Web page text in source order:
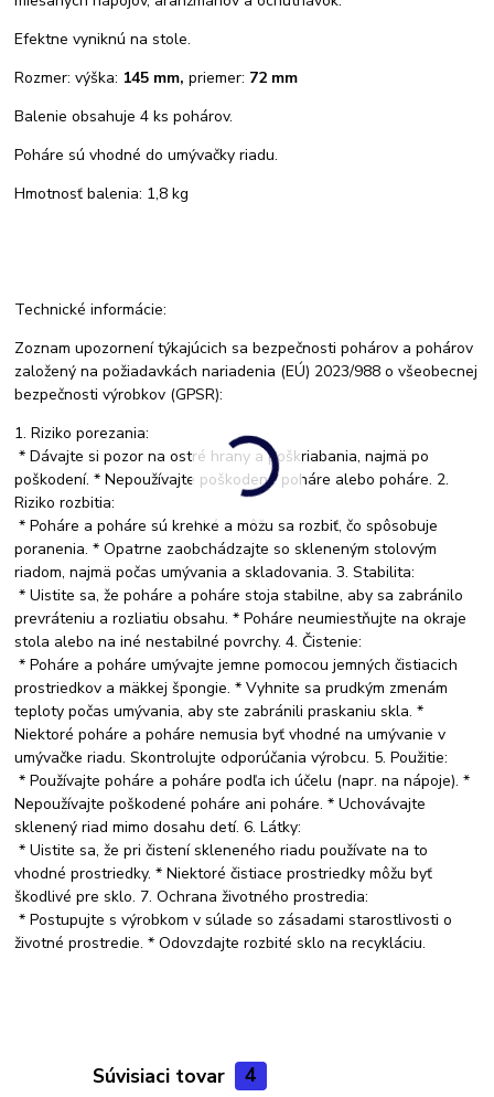
Efektne vyniknú na stole.
Rozmer: výška: 145 mm,priemer: 72 mm
Balenie obsahuje 4 ks pohárov.
Poháre sú vhodné do umývačky riadu.
Hmotnosť balenia: 1,8 kg
Technické informácie:
Zoznam upozornení týkajúcich sa bezpečnosti pohárov a pohárov
založený na požiadavkách nariadenia (EÚ) 2023/988 o všeobecnej
bezpečnosti výrobkov (GPSR):
1. Riziko porezania:
* Dávajte si pozor na ostré hrany a poškriabania, najmä po
poškodení. * Nepoužívajte poškodené poháre alebo poháre. 2.
Riziko rozbitia:
* Poháre a poháre sú krehké a môžu sa rozbiť, čo spôsobuje
poranenia. * Opatrne zaobchádzajte so skleneným stolovým
riadom, najmä počas umývania a skladovania. 3. Stabilita:
* Uistite sa, že poháre a poháre stoja stabilne, aby sa zabránilo
prevráteniu a rozliatiu obsahu. * Poháre neumiestňujte na okraje
stola alebo na iné nestabilné povrchy. 4. Čistenie:
* Poháre a poháre umývajte jemne pomocou jemných čistiacich
prostriedkov a mäkkej špongie. * Vyhnite sa prudkým zmenám
teploty počas umývania, aby ste zabránili praskaniu skla. *
Niektoré poháre a poháre nemusia byť vhodné na umývanie v
umývačke riadu. Skontrolujte odporúčania výrobcu. 5. Použitie:
* Používajte poháre a poháre podľa ich účelu (napr. na nápoje). *
Nepoužívajte poškodené poháre ani poháre. * Uchovávajte
sklenený riad mimo dosahu detí. 6. Látky:
* Uistite sa, že pri čistení skleneného riadu používate na to
vhodné prostriedky. * Niektoré čistiace prostriedky môžu byť
škodlivé pre sklo. 7. Ochrana životného prostredia:
* Postupujte s výrobkom v súlade so zásadami starostlivosti o
životné prostredie. * Odovzdajte rozbité sklo na recykláciu.
Súvisiaci tovar 4